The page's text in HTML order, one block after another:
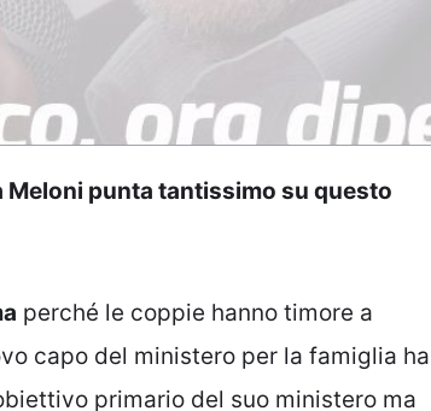
Meloni punta tantissimo su questo
perché le coppie hanno timore a
capo del ministero per la famiglia ha
primario del suo ministero ma